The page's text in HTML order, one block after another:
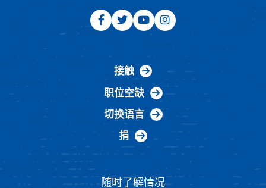
接触
职位空缺
切换语言
捐
随时了解情况